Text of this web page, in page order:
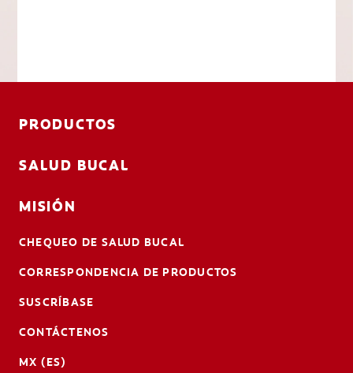
PRODUCTOS
SALUD BUCAL
MISIÓN
CHEQUEO DE SALUD BUCAL
CORRESPONDENCIA DE PRODUCTOS
SUSCRÍBASE
CONTÁCTENOS
MX (ES)